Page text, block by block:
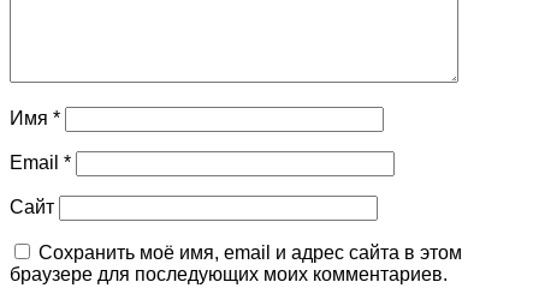
Имя *
Email *
Сайт
Сохранить моё имя, email и адрес сайта в этом
браузере для последующих моих комментариев.